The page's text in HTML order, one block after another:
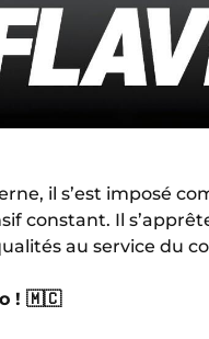
il s’est imposé
constant. Il
au service du
! 🇲🇨